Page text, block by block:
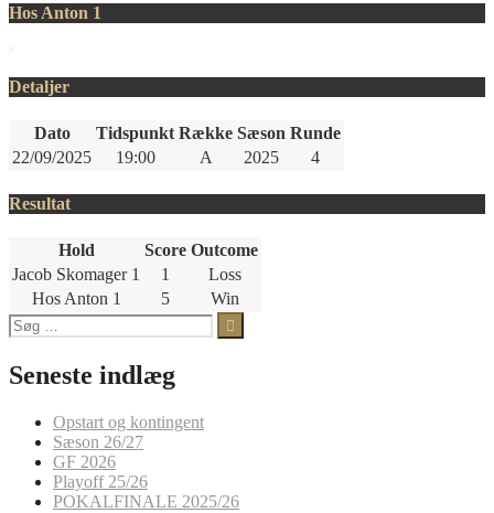
Hos Anton 1
Detaljer
Dato Tidspunkt Række Sæson Runde
22/09/2025
19:00 A 2025 4
Resultat
Hold Score Outcome
Jacob Skomager 1
1
Loss
Hos Anton 1
5
Win
Søg
efter:
Seneste indlæg
Opstart og kontingent
Sæson 26/27
GF 2026
Playoff 25/26
POKALFINALE 2025/26